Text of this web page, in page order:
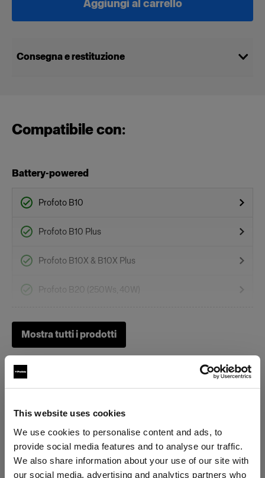
This website uses cookies
We use cookies to personalise content and ads, to
provide social media features and to analyse our traffic.
We also share information about your use of our site with
our social media, advertising and analytics partners who
Aggiungi al carrello
Consegna e restituzione
Compatibile con:
Battery-powered
Profoto B10
Profoto B10 Plus
Profoto B10X & B10X Plus
Profoto B20 (250Ws, 40W)
Profoto B1X
OCF II Gel Ring
OCF II Grid & Gel Holder
Mostra tutti i prodotti
Specifiche: